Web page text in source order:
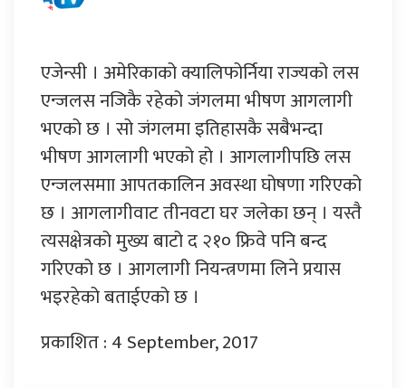
एजेन्सी । अमेरिकाको क्यालिफोर्निया राज्यको लस
एन्जलस नजिकै रहेको जंगलमा भीषण आगलागी
भएको छ । सो जंगलमा इतिहासकै सबैभन्दा
भीषण आगलागी भएको हो । आगलागीपछि लस
एन्जलसमाा आपतकालिन अवस्था घोषणा गरिएको
छ । आगलागीवाट तीनवटा घर जलेका छन् । यस्तै
त्यसक्षेत्रको मुख्य बाटो द २१० फ्रिवे पनि बन्द
गरिएको छ । आगलागी नियन्त्रणमा लिने प्रयास
भइरहेको बताईएको छ ।
प्रकाशित : 4 September, 2017